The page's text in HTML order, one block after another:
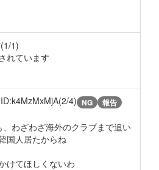
(1/1)
れています
ID:k4MzMxMjA(2/4) NG 報告
、わざわざ海外のクラブまで追い
国人居たからね
けてほしくないわ